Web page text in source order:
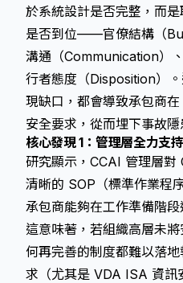
於系統設計是否完整，而
是否到位——官僚結構（
溝通（Communication）
行者態度（Disposition）
現缺口，都會導致承包商
安全要求，從而埋下事故隱
核心發現 1：管理層全力支
研究顯示，CCAI 管理層對
清晰的 SOP（標準作業程
承包商能夠在工作準備階
這意味著，若組織高層未
何再完善的制度都難以落
求（尤其是 VDA ISA 資訊